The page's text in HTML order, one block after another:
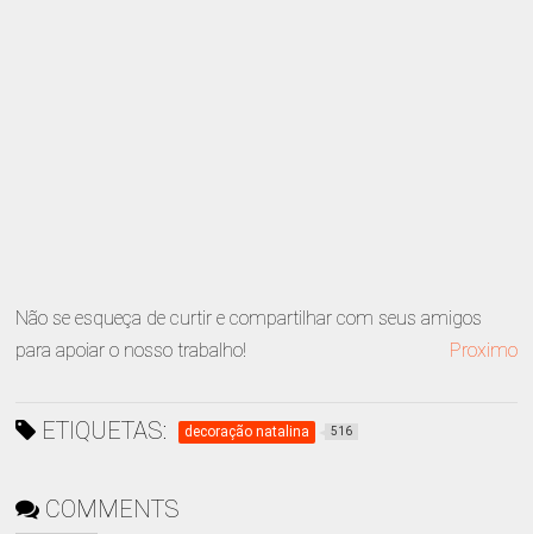
Não se esqueça de curtir e compartilhar com seus amigos
para apoiar o nosso trabalho!
Proximo
ETIQUETAS: decoração natalina 516
COMMENTS